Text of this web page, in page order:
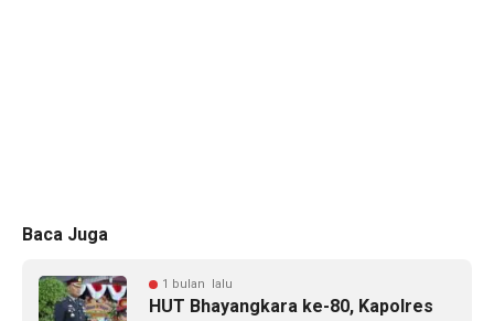
Baca Juga
1 bulan lalu
HUT Bhayangkara ke-80, Kapolres